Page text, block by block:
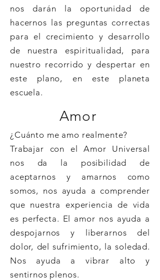
nos darán la oportunidad de
hacernos las preguntas correctas
para el crecimiento y desarrollo
de nuestra espiritualidad, para
nuestro recorrido y despertar en
este plano, en este planeta
escuela.
Amor
¿Cuánto me amo realmente?
Trabajar con el Amor Universal
nos da la posibilidad de
aceptarnos y amarnos como
somos, nos ayuda a comprender
que nuestra experiencia de vida
es perfecta. El amor nos ayuda a
despojarnos y liberarnos del
dolor, del sufrimiento, la soledad.
Nos ayuda a vibrar alto y
sentirnos plenos.